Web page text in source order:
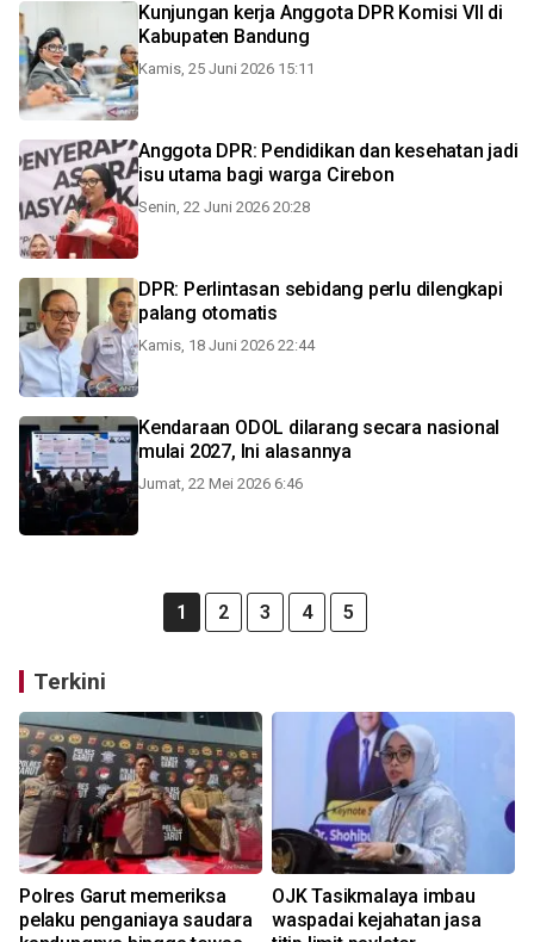
Kunjungan kerja Anggota DPR Komisi VII di
Kabupaten Bandung
Kamis, 25 Juni 2026 15:11
Anggota DPR: Pendidikan dan kesehatan jadi
isu utama bagi warga Cirebon
Senin, 22 Juni 2026 20:28
DPR: Perlintasan sebidang perlu dilengkapi
palang otomatis
Kamis, 18 Juni 2026 22:44
Kendaraan ODOL dilarang secara nasional
mulai 2027, Ini alasannya
Jumat, 22 Mei 2026 6:46
1 2 3 4 5
Terkini
Polres Garut memeriksa
pelaku penganiaya saudara
OJK Tasikmalaya imbau
waspadai kejahatan jasa